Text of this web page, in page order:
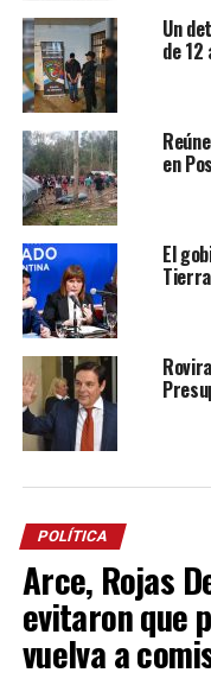
Un
de 12
en
El
POLÍTICA
Arce, Rojas
evitaron que
vuelva a